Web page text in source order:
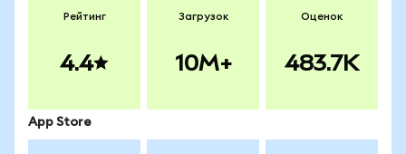
Рейтинг
4.4
Загрузок
10M+
Оценок
483.7K
App Store